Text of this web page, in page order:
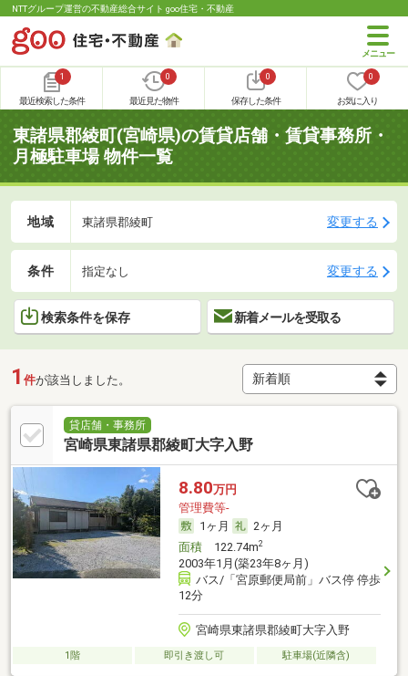
NTTグループ運営の不動産総合サイト goo住宅・不動産
1
最近検索した条件
0
最近見た物件
0
保存した条件
0
お気に入り
東諸県郡綾町(宮崎県)の賃貸店舗・賃貸事務所・
月極駐車場 物件一覧
地域 東諸県郡綾町 変更する
条件 指定なし 変更する
検索条件を保存 新着メールを受取る
1 件が該当しました。
貸店舗・事務所
宮崎県東諸県郡綾町大字入野
8.80万円
管理費等-
1ヶ月
2ヶ月
面積122.74m2
2003年1月(築23年8ヶ月)
バス/「宮原郵便局前」バス停 停歩
12分
宮崎県東諸県郡綾町大字入野
1階 即引き渡し可 駐車場(近隣含)